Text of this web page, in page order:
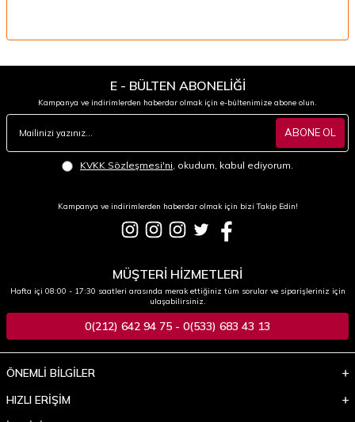
E - BÜLTEN ABONELİĞİ
Kampanya ve indirimlerden haberdar olmak için e-bültenimize abone olun.
ABONE OL
KVKK Sözleşmesi'ni , okudum, kabul ediyorum.
Kampanya ve indirimlerden haberdar olmak için bizi Takip Edin!
MÜŞTERİ HİZMETLERİ
Hafta içi 08:00 - 17:30 saatleri arasında merak ettiğiniz tüm sorular ve siparişleriniz için
ulaşabilirsiniz.
0(212) 642 94 75 - 0(533) 683 43 13
ÖNEMLİ BİLGİLER
HIZLI ERİŞİM